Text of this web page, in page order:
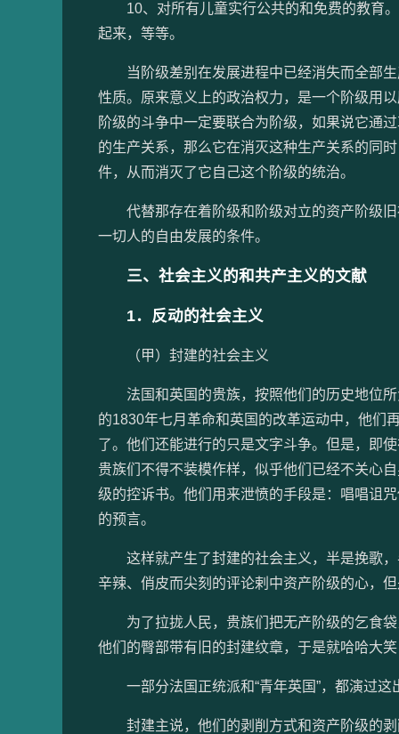
10、对所有儿童实行公共的和免费的教育。
起来，等等。
当阶级差别在发展进程中已经消失而全部生
性质。原来意义上的政治权力，是一个阶级用
阶级的斗争中一定要联合为阶级，如果说它通
的生产关系，那么它在消灭这种生产关系的同
件，从而消灭了它自己这个阶级的统治。
代替那存在着阶级和阶级对立的资产阶级旧
一切人的自由发展的条件。
三、社会主义的和共产主义的文献
1．反动的社会主义
（甲）封建的社会主义
法国和英国的贵族，按照他们的历史地位所
的1830年七月革命和英国的改革运动中，他们
了。他们还能进行的只是文字斗争。但是，即
贵族们不得不装模作样，似乎他们已经不关心
级的控诉书。他们用来泄愤的手段是：唱唱诅
的预言。
这样就产生了封建的社会主义，半是挽歌，
辛辣、俏皮而尖刻的评论剌中资产阶级的心，
为了拉拢人民，贵族们把无产阶级的乞食袋
他们的臀部带有旧的封建纹章，于是就哈哈大
一部分法国正统派和“青年英国”，都演过这
封建主说，他们的剥削方式和资产阶级的剥